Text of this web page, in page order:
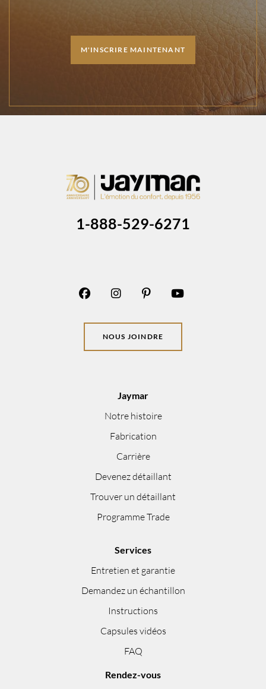
M'INSCRIRE MAINTENANT
1-888-529-6271
NOUS JOINDRE
Jaymar
Notre histoire
Fabrication
Carrière
Devenez détaillant
Trouver un détaillant
Programme Trade
Services
Entretien et garantie
Demandez un échantillon
Instructions
Capsules vidéos
FAQ
Rendez-vous